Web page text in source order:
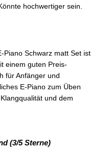
hochwertiger sein.
Piano Schwarz matt Set ist
einem guten Preis-
für Anfänger und
E-Piano zum Üben
und dem
(3/5 Sterne)